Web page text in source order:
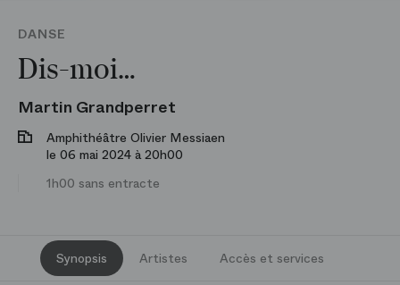
DANSE
Dis-moi…
Martin Grandperret
Amphithéâtre Olivier Messiaen
le 06 mai 2024 à 20h00
1h00 sans entracte
Synopsis Artistes Accès et services